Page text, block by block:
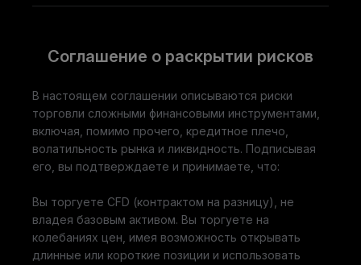
Соглашение о раскрытии рисков
В настоящем соглашении описываются риски
торговли сложными финансовыми инструментами,
включая, помимо прочего, кредитное плечо,
волатильность рынка и ликвидность. Подписывая
его, вы подтверждаете и принимаете, что:
Вы торгуете CFD (контрактом на разницу), не
владея базовым активом. Вы торгуете на
колебаниях цен, имея возможность открывать
длинные или короткие позиции и использовать